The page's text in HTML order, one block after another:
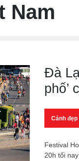
Nam
Đà
phố’
Cảnh đẹp
Festival
20h tối